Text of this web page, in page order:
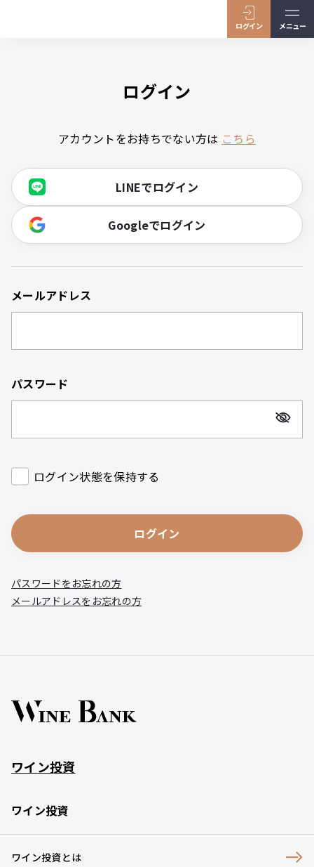
ログイン メニュー
ログイン
アカウントをお持ちでない方は こちら
LINEでログイン
Googleでログイン
メールアドレス
パスワード
ログイン状態を保持する
ログイン
パスワードをお忘れの方
メールアドレスをお忘れの方
ワイン投資
ワイン投資
ワイン投資とは